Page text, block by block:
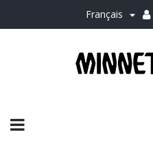
Français 